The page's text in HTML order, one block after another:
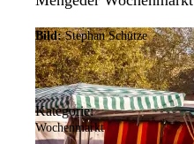
Bild: Stephan Schütze
Kategorie:
Wochenmarkt